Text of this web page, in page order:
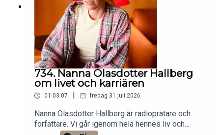
734. Nanna Olasdotter Hallberg
om livet och karriären
01:03:07 fredag 31 juli 2026
Nanna Olasdotter Hallberg är radiopratare och
författare. Vi går igenom hela hennes liv och